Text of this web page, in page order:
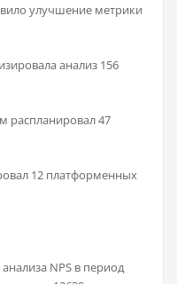
улучшение метрики
анализ 156
распланировал 47
12 платформенных
NPS в период